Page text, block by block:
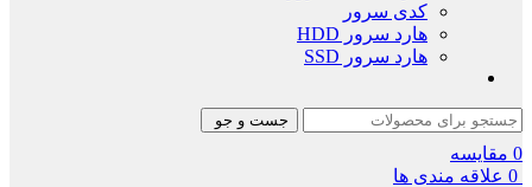
کدی سرور
هارد سرور HDD
هارد سرور SSD
جست و جو
0 مقایسه
0 علاقه مندی ها